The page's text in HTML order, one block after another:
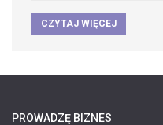
CZYTAJ WIĘCEJ
PROWADZĘ BIZNES